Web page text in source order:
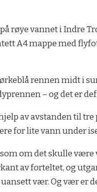
røye­ vannet i Indre
A­4 mappe med
rennen midt i
– og det er
av avstanden til
for lite vann under
om det skulle være
av forteltet, og
vær. Og vær er